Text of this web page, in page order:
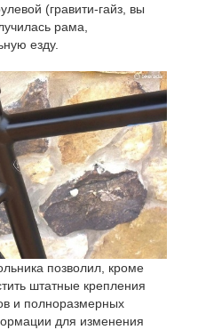
(гравити-гайз, вы
рама,
езду.
позволил, кроме
штатные крепления
и полноразмерных
для изменения